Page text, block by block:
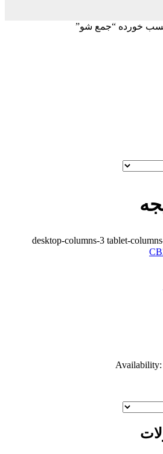
خورده “جمع شو”
desktop-columns-3 tablet-
Availability: